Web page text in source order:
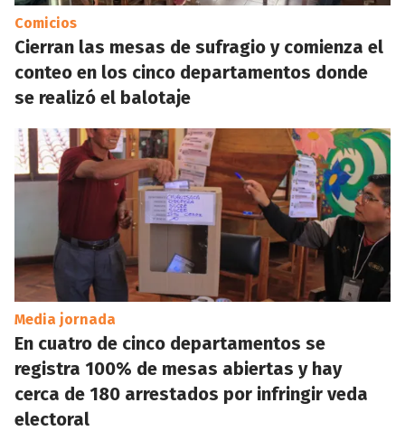
Comicios
Cierran las mesas de sufragio y comienza el
conteo en los cinco departamentos donde
se realizó el balotaje
Media jornada
En cuatro de cinco departamentos se
registra 100% de mesas abiertas y hay
cerca de 180 arrestados por infringir veda
electoral